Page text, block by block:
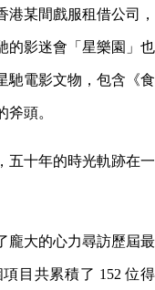
某間戲服租借公司，
的影迷會「星樂園」也
馳電影文物，包含《食
頭。
五十年的時光軌跡在一
龐大的心力尋訪歷屆最
目共累積了 152 位得